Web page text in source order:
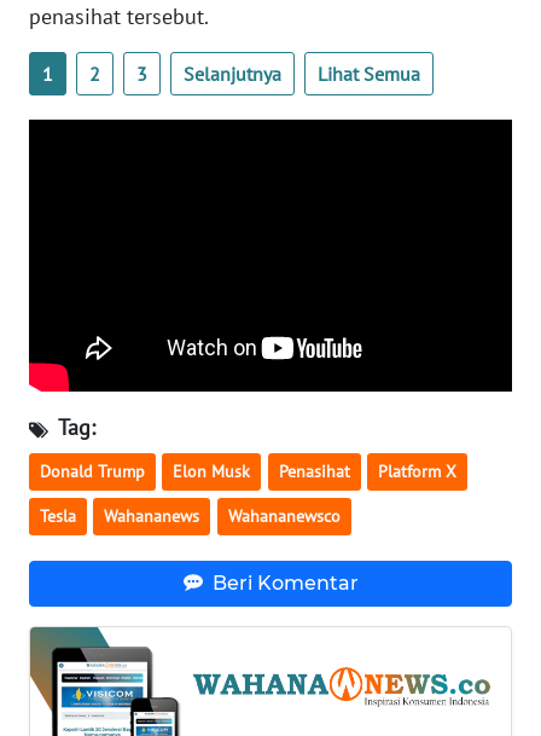
penasihat tersebut.
1 2 3 Selanjutnya Lihat Semua
Tag:
Donald Trump Elon Musk Penasihat Platform X
Tesla Wahananews Wahananewsco
Beri Komentar
WN
PAPUA
BARAT
JAMBI
WN
SULTRA
WN
NTB
WN
SULBAR